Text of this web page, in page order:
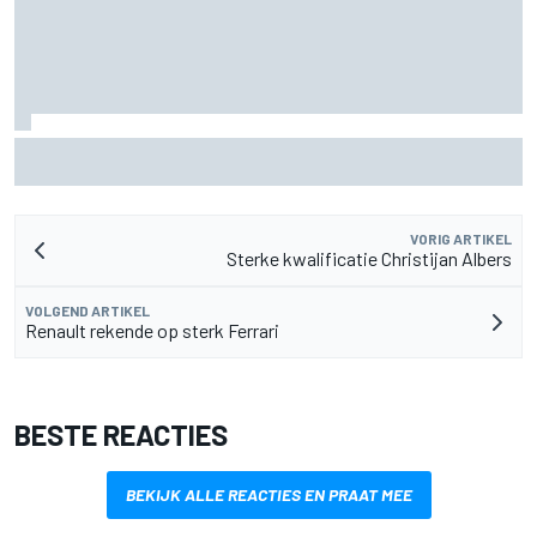
VORIG ARTIKEL
Sterke kwalificatie Christijan Albers
VOLGEND ARTIKEL
Renault rekende op sterk Ferrari
BESTE REACTIES
BEKIJK ALLE REACTIES EN PRAAT MEE